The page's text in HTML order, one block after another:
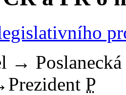
→
Prezident P